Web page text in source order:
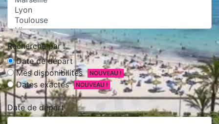
Recherche par :
Date de départ
Mes disponibilités
NOUVEAU !
Dates exactes NOUVEAU !
Date de départ